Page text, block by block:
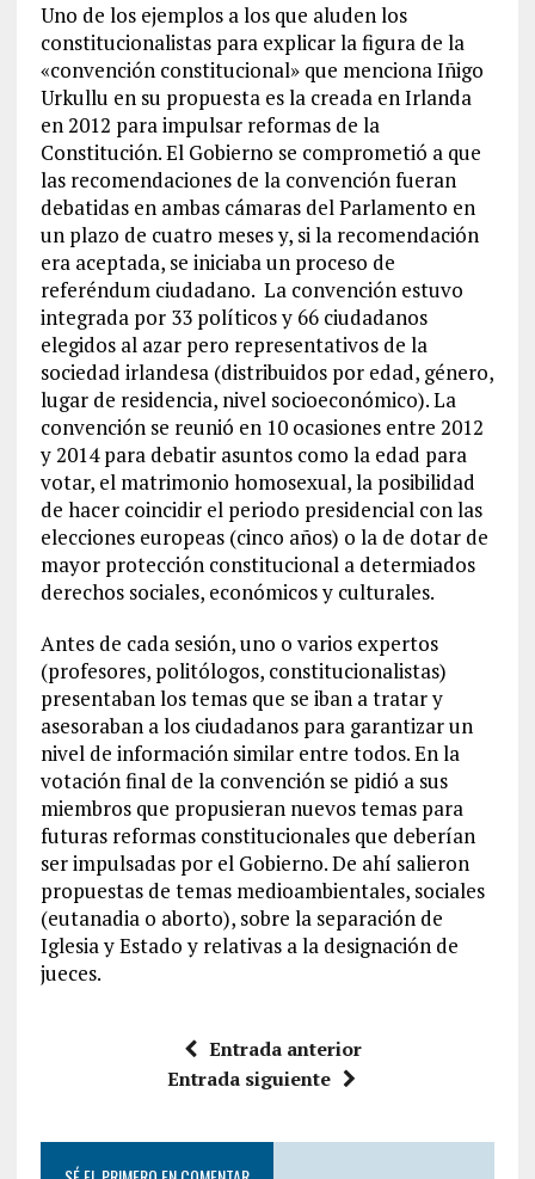
Uno de los ejemplos a los que aluden los
constitucionalistas para explicar la figura de la
«convención constitucional» que menciona Iñigo
Urkullu en su propuesta es la creada en Irlanda
en 2012 para impulsar reformas de la
Constitución. El Gobierno se comprometió a que
las recomendaciones de la convención fueran
debatidas en ambas cámaras del Parlamento en
un plazo de cuatro meses y, si la recomendación
era aceptada, se iniciaba un proceso de
referéndum ciudadano. La convención estuvo
integrada por 33 políticos y 66 ciudadanos
elegidos al azar pero representativos de la
sociedad irlandesa (distribuidos por edad, género,
lugar de residencia, nivel socioeconómico). La
convención se reunió en 10 ocasiones entre 2012
y 2014 para debatir asuntos como la edad para
votar, el matrimonio homosexual, la posibilidad
de hacer coincidir el periodo presidencial con las
elecciones europeas (cinco años) o la de dotar de
mayor protección constitucional a determiados
derechos sociales, económicos y culturales.
Antes de cada sesión, uno o varios expertos
(profesores, politólogos, constitucionalistas)
presentaban los temas que se iban a tratar y
asesoraban a los ciudadanos para garantizar un
nivel de información similar entre todos. En la
votación final de la convención se pidió a sus
miembros que propusieran nuevos temas para
futuras reformas constitucionales que deberían
ser impulsadas por el Gobierno. De ahí salieron
propuestas de temas medioambientales, sociales
(eutanadia o aborto), sobre la separación de
Iglesia y Estado y relativas a la designación de
jueces.
Entrada anterior
Entrada siguiente